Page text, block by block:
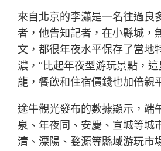
來自北京的李瀟是一名往過良
者，他告知記者，在小縣城，
文，都很年夜水平保存了當地
濃，“比起年夜型游玩景點，
龍，餐飲和住宿價錢也加倍親
途牛觀光發布的數據顯示，端
泉、年夜同、安慶、宣城等城
清、溧陽、婺源等縣域游玩市